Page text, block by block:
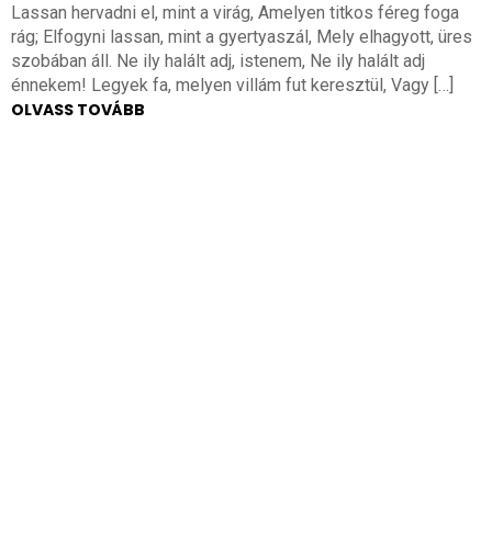
Lassan hervadni el, mint a virág, Amelyen titkos féreg foga
rág; Elfogyni lassan, mint a gyertyaszál, Mely elhagyott, üres
szobában áll. Ne ily halált adj, istenem, Ne ily halált adj
énnekem! Legyek fa, melyen villám fut keresztül, Vagy […]
OLVASS TOVÁBB